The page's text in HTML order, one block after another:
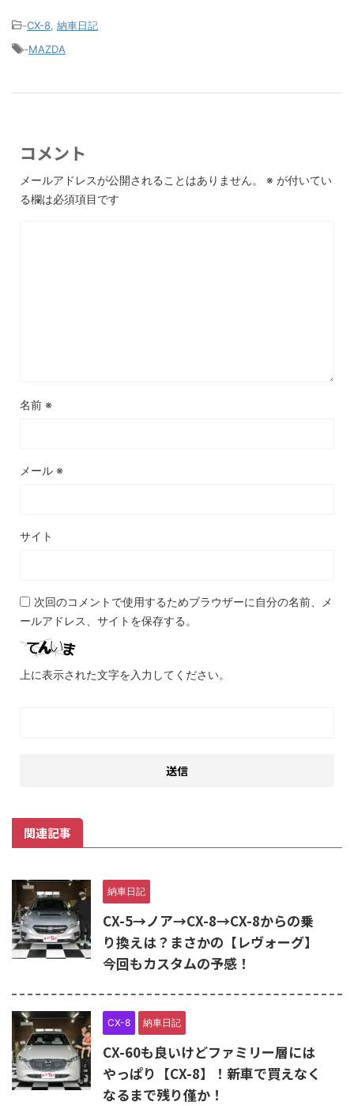
-CX-8, 納車日記
-MAZDA
コメント
メールアドレスが公開されることはありません。 ※ が付いてい
る欄は必須項目です
名前 ※
メール ※
サイト
次回のコメントで使用するためブラウザーに自分の名前、メ
ールアドレス、サイトを保存する。
上に表示された文字を入力してください。
関連記事
納車日記
CX-5→ノア→CX-8→CX-8からの乗
り換えは？まさかの【レヴォーグ】
今回もカスタムの予感！
CX-8 納車日記
CX-60も良いけどファミリー層には
やっぱり【CX-8】！新車で買えなく
なるまで残り僅か！